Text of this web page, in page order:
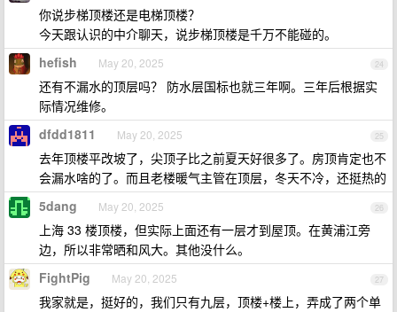
你说步梯顶楼还是电梯顶楼？
今天跟认识的中介聊天，说步梯顶楼是千万不能碰的。
24
hefish May 20, 2025
还有不漏水的顶层吗？ 防水层国标也就三年啊。三年后根据实
际情况维修。
25
dfdd1811 May 20, 2025
去年顶楼平改坡了，尖顶子比之前夏天好很多了。房顶肯定也不
会漏水啥的了。而且老楼暖气主管在顶层，冬天不冷，还挺热的
26
5dang May 20, 2025
上海 33 楼顶楼，但实际上面还有一层才到屋顶。在黄浦江旁
边，所以非常晒和风大。其他没什么。
27
FightPig May 20, 2025
我家就是，挺好的，我们只有九层，顶楼+楼上，弄成了两个单